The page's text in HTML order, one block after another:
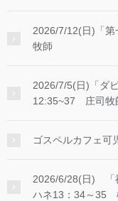
2026/7/12(日)「
牧師
2026/7/5(日)「ダ
12:35~37 庄司牧
ゴスペルカフェ
2026/6/28(日) 「
ハネ13：34～35